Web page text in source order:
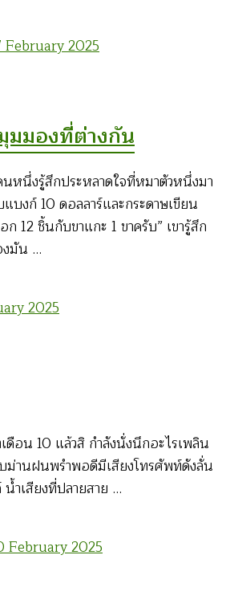
February 2025
มมองที่ต่างกัน
นหนึ่งรู้สึกประหลาดใจที่หมาตัวหนึ่งมา
บงก์ 10 ดอลลาร์และกระดาษเขียน
12 ชิ้นกับขาแกะ 1 ขาครับ” เขารู้สึก
งมัน …
2025
ดือน 10 แล้วสิ กำลังนั่งนึกอะไรเพลิน
ม่านฝนพรำพอดีมีเสียงโทรศัพท์ดังลั่น
ำเสียงที่ปลายสาย …
February 2025